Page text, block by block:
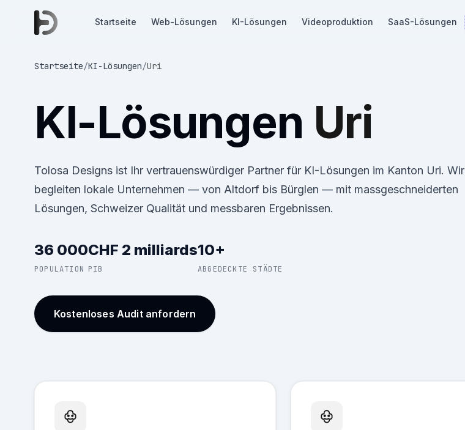
Startseite Web-Lösungen KI-Lösungen Videoproduktion SaaS-Lösungen
Startseite/KI-Lösungen/Uri
KI-Lösungen Uri
Tolosa Designs ist Ihr vertrauenswürdiger Partner für KI-Lösungen im Kanton Uri. Wir
begleiten lokale Unternehmen — von Altdorf bis Bürglen — mit massgeschneiderten
Lösungen, Schweizer Qualität und messbaren Ergebnissen.
36 000
POPULATION
CHF 2 milliards
PIB
10+
ABGEDECKTE STÄDTE
Kostenloses Audit anfordern